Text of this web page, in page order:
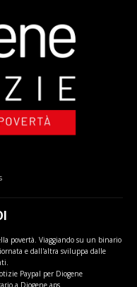
povertà. Viaggiando su un binario
e dall'altra sviluppa dalle
Paypal per Diogene
a Diogene aps